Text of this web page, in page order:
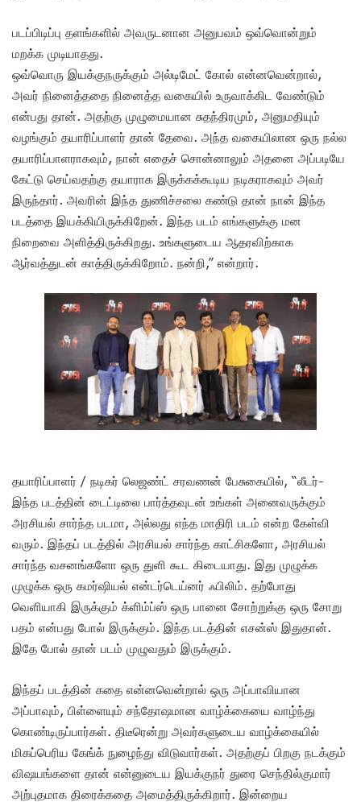
படப்பிடிப்பு தளங்களில் அவருடனான அனுபவம் ஒவ்வொன்றும்
மறக்க முடியாதது.
ஒவ்வொரு இயக்குநருக்கும் அல்டிமேட் கோல் என்னவென்றால்,
அவர் நினைத்ததை நினைத்த வகையில் உருவாக்கிட வேண்டும்
என்பது தான். அதற்கு முழுமையான சுதந்திரமும், அனுமதியும்
வழங்கும் தயாரிப்பாளர் தான் தேவை. அந்த வகையிலான ஒரு நல்ல
தயாரிப்பாளராகவும், நான் எதைச் சொன்னாலும் அதனை அப்படியே
கேட்டு செய்வதற்கு தயாராக இருக்கக்கூடிய நடிகராகவும் அவர்
இருந்தார். அவரின் இந்த துணிச்சலை கண்டு தான் நான் இந்த
படத்தை இயக்கியிருக்கிறேன். இந்த படம் எங்களுக்கு மன
நிறைவை அளித்திருக்கிறது. உங்களுடைய ஆதரவிற்காக
ஆர்வத்துடன் காத்திருக்கிறோம். நன்றி,” என்றார்.
தயாரிப்பாளர் / நடிகர் லெஜண்ட் சரவணன் பேசுகையில், “லீடர்-
இந்த படத்தின் டைட்டிலை பார்த்தவுடன் உங்கள் அனைவருக்கும்
அரசியல் சார்ந்த படமா, அல்லது எந்த மாதிரி படம் என்ற கேள்வி
வரும். இந்தப் படத்தில் அரசியல் சார்ந்த காட்சிகளோ, அரசியல்
சார்ந்த வசனங்களோ ஒரு துளி கூட கிடையாது. இது முழுக்க
முழுக்க ஒரு கமர்ஷியல் என்டர்டெய்னர் ஃபிலிம். தற்போது
வெளியாகி இருக்கும் க்ளிம்ப்ஸ் ஒரு பானை சோற்றுக்கு ஒரு சோறு
பதம் என்பது போல் இருக்கும். இந்த படத்தின் எசன்ஸ் இதுதான்.
இதே போல் தான் படம் முழுவதும் இருக்கும்.
இந்தப் படத்தின் கதை என்னவென்றால் ஒரு அப்பாவியான
அப்பாவும், பிள்ளையும் சந்தோஷமான வாழ்க்கையை வாழ்ந்து
கொண்டிருப்பார்கள். திடீரென்று அவர்களுடைய வாழ்க்கையில்
மிகப்பெரிய கேங்க் நுழைந்து விடுவார்கள். அதற்குப் பிறகு நடக்கும்
விஷயங்களை தான் என்னுடைய இயக்குநர் துரை செந்தில்குமார்
அற்புதமாக திரைக்கதை அமைத்திருக்கிறார். இன்றைய